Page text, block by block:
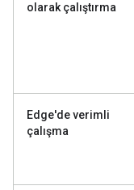
olarak çalıştırma
Edge'de verimli
çalışma